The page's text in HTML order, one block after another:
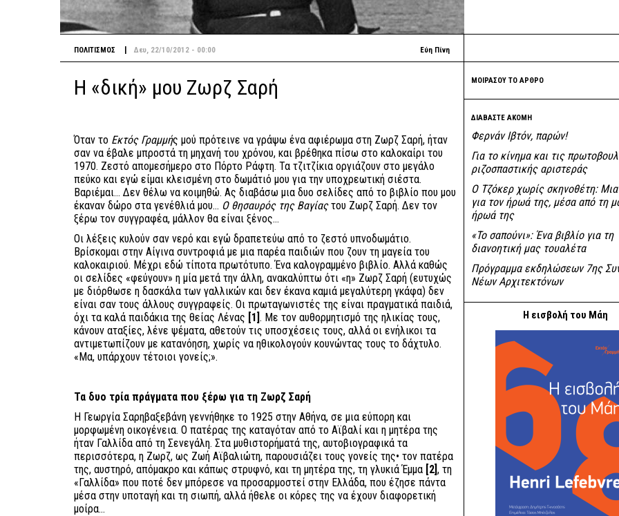
ΠΟΛΙΤΙΣΜΟΣ Δευ, 22/10/2012 - 00:00 Εύη Πίνη
Η «δική» μου Ζωρζ Σαρή
Όταν το Εκτός Γραμμής μού πρότεινε να γράψω ένα αφιέρωμα στη Ζωρζ Σαρή, ήταν
σαν να έβαλε μπροστά τη μηχανή του χρόνου, και βρέθηκα πίσω στο καλοκαίρι του
1970. Ζεστό απομεσήμερο στο Πόρτο Ράφτη. Τα τζιτζίκια οργιάζουν στο μεγάλο
πεύκο και εγώ είμαι κλεισμένη στο δωμάτιό μου για την υποχρεωτική σιέστα.
Βαριέμαι… Δεν θέλω να κοιμηθώ. Ας διαβάσω μια δυο σελίδες από το βιβλίο που μου
έκαναν δώρο στα γενέθλιά μου… Ο θησαυρός της Βαγίαςτου Ζωρζ Σαρή. Δεν τον
ξέρω τον συγγραφέα, μάλλον θα είναι ξένος…
Οι λέξεις κυλούν σαν νερό και εγώ δραπετεύω από το ζεστό υπνοδωμάτιο.
Βρίσκομαι στην Αίγινα συντροφιά με μια παρέα παιδιών που ζουν τη μαγεία του
καλοκαιριού. Μέχρι εδώ τίποτα πρωτότυπο. Ένα καλογραμμένο βιβλίο. Αλλά καθώς
οι σελίδες «φεύγουν» η μία μετά την άλλη, ανακαλύπτω ότι «η» Ζωρζ Σαρή (ευτυχώς
με διόρθωσε η δασκάλα των γαλλικών και δεν έκανα καμιά μεγαλύτερη γκάφα) δεν
είναι σαν τους άλλους συγγραφείς. Οι πρωταγωνιστές της είναι πραγματικά παιδιά,
όχι τα καλά παιδάκια της θείας Λένας [1]. Με τον αυθορμητισμό της ηλικίας τους,
κάνουν αταξίες, λένε ψέματα, αθετούν τις υποσχέσεις τους, αλλά οι ενήλικοι τα
αντιμετωπίζουν με κατανόηση, χωρίς να ηθικολογούν κουνώντας τους το δάχτυλο.
«Μα, υπάρχουν τέτοιοι γονείς;».
Τα δυο τρία πράγματα που ξέρω για τη Ζωρζ Σαρή
Η Γεωργία Σαρηβαξεβάνη γεννήθηκε το 1925 στην Αθήνα, σε μια εύπορη και
μορφωμένη οικογένεια. Ο πατέρας της καταγόταν από το Αϊβαλί και η μητέρα της
ήταν Γαλλίδα από τη Σενεγάλη. Στα μυθιστορήματά της, αυτοβιογραφικά τα
περισσότερα, η Ζωρζ, ως Ζωή Αϊβαλιώτη, παρουσιάζει τους γονείς της• τον πατέρα
της, αυστηρό, απόμακρο και κάπως στρυφνό, και τη μητέρα της, τη γλυκιά Έμμα [2], τη
«Γαλλίδα» που ποτέ δεν μπόρεσε να προσαρμοστεί στην Ελλάδα, που έζησε πάντα
μέσα στην υποταγή και τη σιωπή, αλλά ήθελε οι κόρες της να έχουν διαφορετική
μοίρα...
ΜΟΙΡΑΣΟΥ ΤΟ ΑΡΘΡΟ
ΔΙΑΒΑΣΤΕ ΑΚΟΜΗ
Φερνάν Ιβτόν, παρών!
Για το κίνημα και τις
ριζοσπαστικής αριστεράς
Ο Τζόκερ χωρίς σκηνοθέτη: Μια
για τον ήρωά της, μέσα από τη
ήρωά της
«Το σαπούνι»: Ένα βιβλίο για τη
διανοητική μας τουαλέτα
Πρόγραμμα εκδηλώσεων 7ης
Νέων Αρχιτεκτόνων
Η εισβολή του Μάη